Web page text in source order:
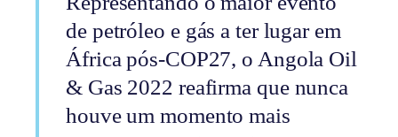
de petróleo e gás a ter lugar em
África pós-COP27, o Angola Oil
& Gas 2022 reafirma que nunca
houve um momento mais